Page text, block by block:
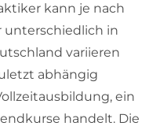
kann je nach
unterschiedlich in
variieren
abhängig
ein
handelt. Die